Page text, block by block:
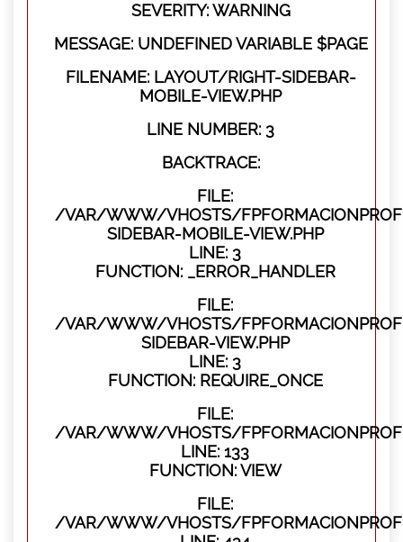
SEVERITY: WARNING
MESSAGE: UNDEFINED VARIABLE $PAGE
FILENAME: LAYOUT/RIGHT-SIDEBAR-
MOBILE-VIEW.PHP
LINE NUMBER: 3
BACKTRACE:
FILE:
/VAR/WWW/VHOSTS/
SIDEBAR-MOBILE-VIEW.PHP
LINE: 3
FUNCTION: _ERROR_HANDLER
FILE:
/VAR/WWW/VHOSTS/
SIDEBAR-VIEW.PHP
LINE: 3
FUNCTION: REQUIRE_ONCE
FILE:
/VAR/WWW/VHOSTS/
LINE: 133
FUNCTION: VIEW
FILE:
/VAR/WWW/VHOSTS/